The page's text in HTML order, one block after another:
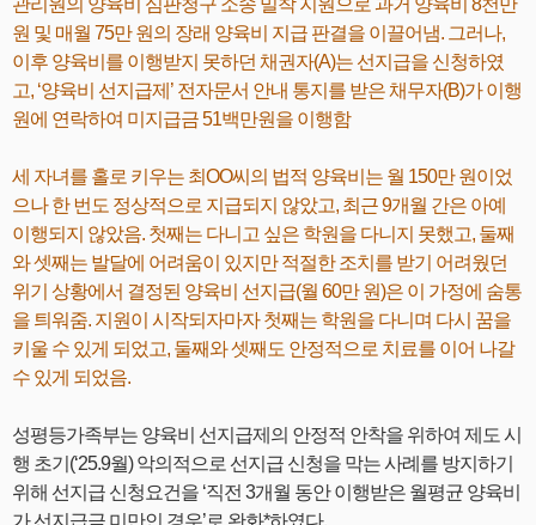
관리원의 양육비 심판청구 소송 밀착 지원으로 과거 양육비 8천만
원 및 매월 75만 원의 장래 양육비 지급 판결을 이끌어냄. 그러나,
이후 양육비를 이행받지 못하던 채권자(A)는 선지급을 신청하였
고, ‘양육비 선지급제’ 전자문서 안내 통지를 받은 채무자(B)가 이행
원에 연락하여 미지급금 51백만원을 이행함
세 자녀를 홀로 키우는 최OO씨의 법적 양육비는 월 150만 원이었
으나 한 번도 정상적으로 지급되지 않았고, 최근 9개월 간은 아예
이행되지 않았음. 첫째는 다니고 싶은 학원을 다니지 못했고, 둘째
와 셋째는 발달에 어려움이 있지만 적절한 조치를 받기 어려웠던
위기 상황에서 결정된 양육비 선지급(월 60만 원)은 이 가정에 숨통
을 틔워줌. 지원이 시작되자마자 첫째는 학원을 다니며 다시 꿈을
키울 수 있게 되었고, 둘째와 셋째도 안정적으로 치료를 이어 나갈
수 있게 되었음.
성평등가족부는 양육비 선지급제의 안정적 안착을 위하여 제도 시
행 초기(‘25.9월) 악의적으로 선지급 신청을 막는 사례를 방지하기
위해 선지급 신청요건을 ‘직전 3개월 동안 이행받은 월평균 양육비
가 선지급금 미만인 경우’로 완화*하였다.